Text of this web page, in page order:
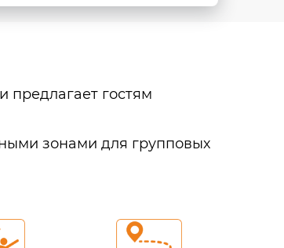
предлагает гостям
зонами для групповых